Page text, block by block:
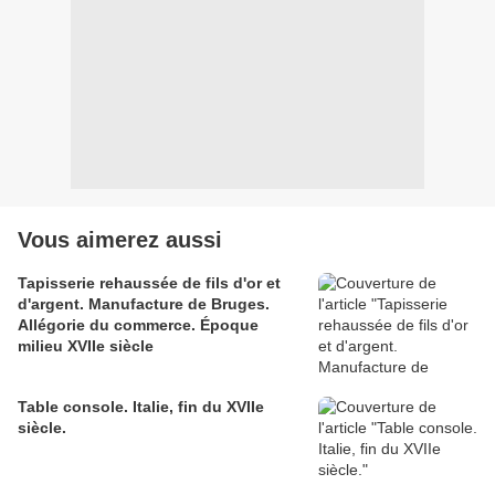
Vous aimerez aussi
Tapisserie rehaussée de fils d'or et
d'argent. Manufacture de Bruges.
Allégorie du commerce. Époque
milieu XVIIe siècle
Table console. Italie, fin du XVIIe
siècle.